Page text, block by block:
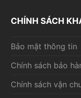
CHÍNH SÁCH
Bảo mật thông tin
Chính sách bảo
Chính sách vận